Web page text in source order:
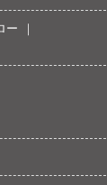
ー